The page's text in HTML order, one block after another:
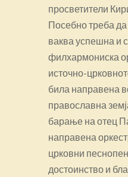
просветители
Посебно треба да
ваква успешна и
филхармониска
источно-
била направена
православна
барање на отец
направена
црковни
достоинство и